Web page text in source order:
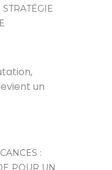
un
:
POUR UN